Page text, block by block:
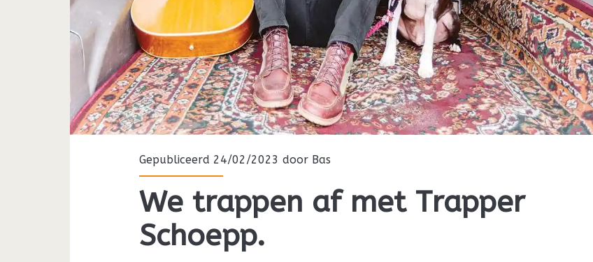
Gepubliceerd 24/02/2023 door Bas
We trappen af met Trapper
Schoepp.